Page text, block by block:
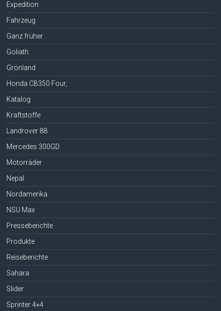
Expedition
Fahrzeug
Ganz früher
Goliath
Grönland
Honda CB350 Four,
Katalog
Kraftstoffe
Landrover 88
Mercedes 300GD
Motorräder
Nepal
Nordamerika
NSU Max
Presseberichte
Produkte
Reiseberichte
Sahara
Slider
Sprinter 4×4